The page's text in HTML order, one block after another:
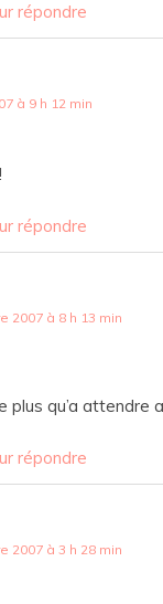
répondre
à 9 h 12 min
répondre
2007 à 8 h 13 min
plus qu’a attendre
répondre
2007 à 3 h 28 min